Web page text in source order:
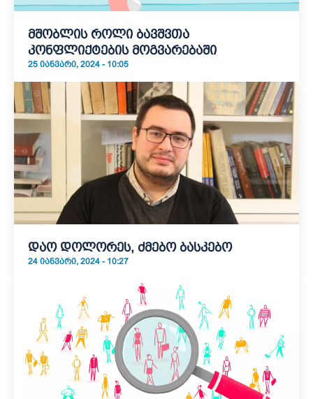
მშობლის როლი ბავშვთა
კონფლიქტების მოგვარებაში
25 ᲘᲐᲜᲕᲐᲠᲘ, 2024 - 10:05
დაო დოლორეს, ძმებო ბასკებო
24 ᲘᲐᲜᲕᲐᲠᲘ, 2024 - 10:27